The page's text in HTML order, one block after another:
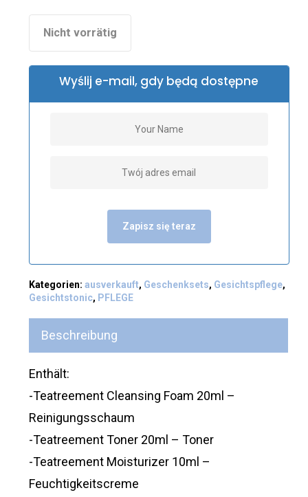
Nicht vorrätig
Wyślij e-mail, gdy będą dostępne
Zapisz się teraz
Kategorien: ausverkauft, Geschenksets, Gesichtspflege,
Gesichtstonic, PFLEGE
Beschreibung
Enthält:
-Teatreement Cleansing Foam 20ml –
Reinigungsschaum
-Teatreement Toner 20ml – Toner
-Teatreement Moisturizer 10ml –
Feuchtigkeitscreme